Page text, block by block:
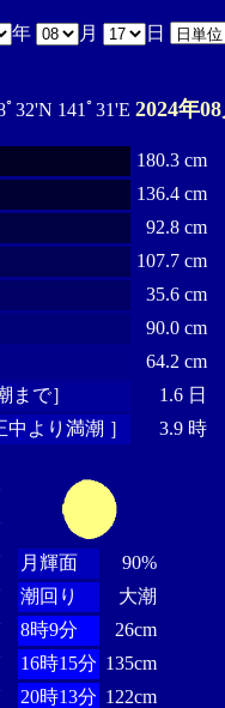
年 月 日
ﾟ32'N 141ﾟ31'E 2024年
180.3 cm
136.4 cm
92.8 cm
107.7 cm
35.6 cm
90.0 cm
64.2 cm
まで］
1.6 日
より満潮 ］
3.9 時
月輝面
90%
潮回り
大潮
8時9分
26cm
16時15分 135cm
20時13分 122cm